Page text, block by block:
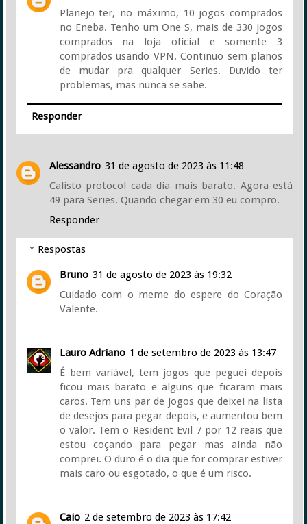
Planejo ter, no máximo, 10 jogos comprados
no Eneba. Tenho um One S, mais de 330 jogos
comprados na loja oficial e somente 3
comprados usando VPN. Continuo sem planos
de mudar pra qualquer Series. Duvido ter
problemas, mas nunca se sabe.
Responder
Alessandro 31 de agosto de 2023 às 11:48
Calisto protocol cada dia mais barato. Agora está
49 para Series. Quando chegar em 30 eu compro.
Responder
Respostas
Bruno 31 de agosto de 2023 às 19:32
Cuidado com o meme do espere do Coração
Valente.
Lauro Adriano 1 de setembro de 2023 às 13:47
É bem variável, tem jogos que peguei depois
ficou mais barato e alguns que ficaram mais
caros. Tem uns par de jogos que deixei na lista
de desejos para pegar depois, e aumentou bem
o valor. Tem o Resident Evil 7 por 12 reais que
estou coçando para pegar mas ainda não
comprei. O duro é o dia que for comprar estiver
mais caro ou esgotado, o que é um risco.
Caio 2 de setembro de 2023 às 17:42